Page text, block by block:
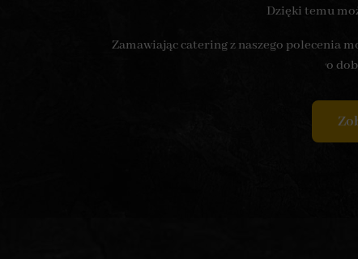
Dzięki temu
Zamawiając catering z naszego polecenia
o